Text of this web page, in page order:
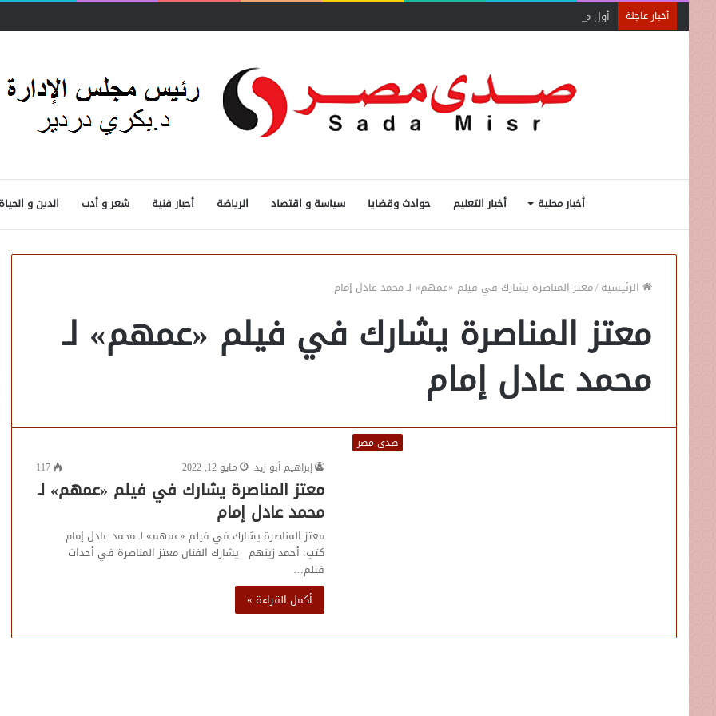
أخبار عاجلة أول منصة للسياحة الصحية في مصر والشرق الأوسط وأفريقيا..
أخبار محلية أخبار التعليم حوادث وقضايا سياسة و اقتصاد الرياضة أحبار فنية شعر و أدب الدين و الحياة
الرئيسية/معتز المناصرة يشارك في فيلم «عمهم» لـ محمد عادل إمام
معتز المناصرة يشارك في فيلم «عمهم» لـ
محمد عادل إمام
صدى مصر
إبراهيم أبو زيد
مايو 12, 2022 117
معتز المناصرة يشارك في فيلم «عمهم» لـ
محمد عادل إمام
معتز المناصرة يشارك في فيلم «عمهم» لـ محمد عادل إمام
كتب: أحمد زينهم يشارك الفنان معتز المناصرة في أحداث
فيلم…
أكمل القراءة »